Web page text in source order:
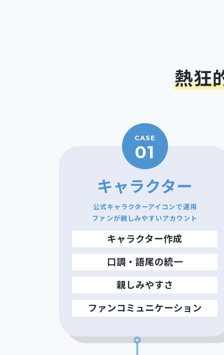
熱狂
CASE
01
キャラクター
公式キャラクターアイコンで運用
ファンが親しみやすいアカウント
キャラクター作成
口調・語尾の統一
親しみやすさ
ファンコミュニケーション